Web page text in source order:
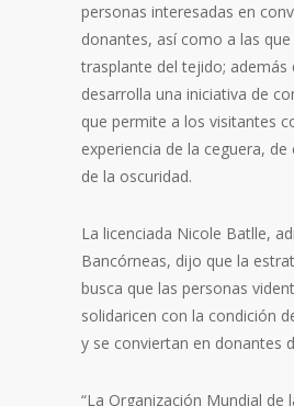
personas interesadas en
donantes, así como a las
trasplante del tejido; además
desarrolla una iniciativa de
que permite a los visitantes
experiencia de la ceguera,
de la oscuridad.
La licenciada Nicole Batlle,
Bancórneas, dijo que la
busca que las personas
solidaricen con la condición
y se conviertan en donantes
“La Organización Mundial de